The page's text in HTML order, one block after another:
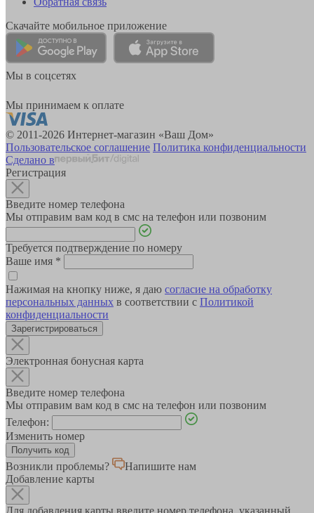
Скачайте мобильное приложение
Мы в соцсетях
Мы принимаем к оплате
© 2011-2026 Интернет-магазин «Ваш Дом»
Пользовательское соглашение Политика конфиденциальности
Сделано в
Регистрация
Введите номер телефона
Мы отправим вам код в смс на телефон или позвоним
Требуется подтверждение по номеру
Ваше имя *
Нажимая на кнопку ниже, я даю согласие на обработку
персональных данных в соответствии с Политикой
конфиденциальности
Зарегистрироваться
Электронная бонусная карта
Введите номер телефона
Мы отправим вам код в смс на телефон или позвоним
Телефон:
Изменить номер
Возникли проблемы?
Напишите нам
Добавление карты